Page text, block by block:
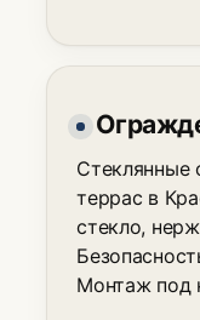
Стеклянные
террас в
стекло,
Монтаж под